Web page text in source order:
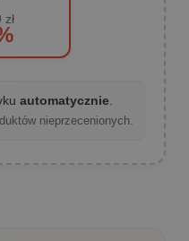
automatycznie
nieprzecenionych.